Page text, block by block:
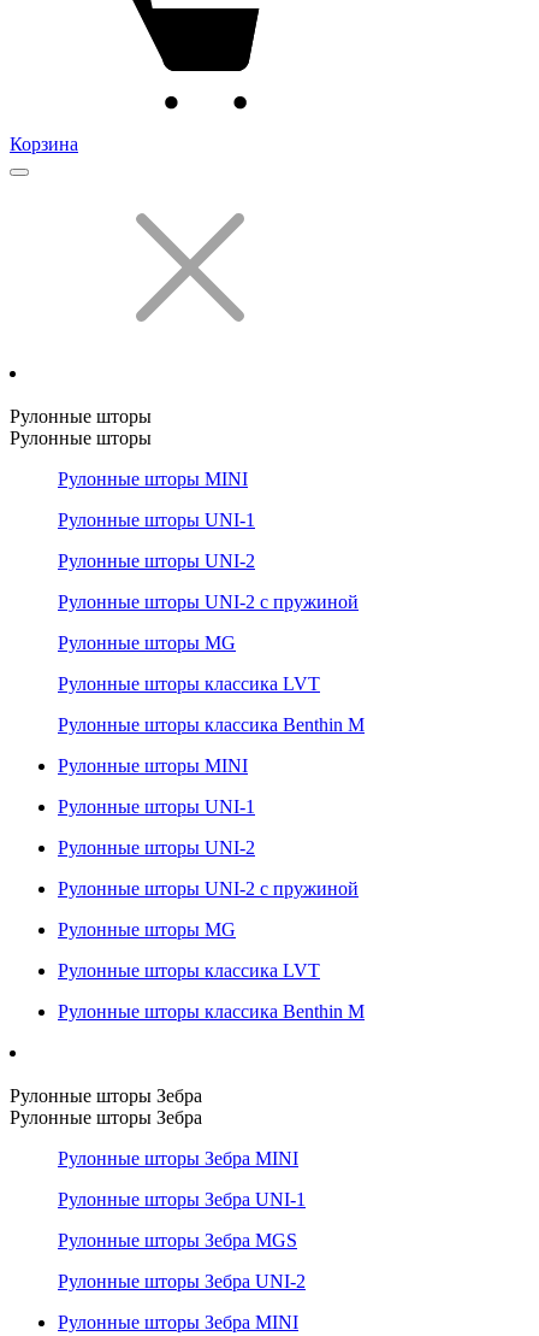
Корзина
Рулонные шторы
Рулонные шторы
Рулонные шторы MINI
Рулонные шторы UNI-1
Рулонные шторы UNI-2
Рулонные шторы UNI-2 с пружиной
Рулонные шторы MG
Рулонные шторы классика LVT
Рулонные шторы классика Benthin M
Рулонные шторы MINI
Рулонные шторы UNI-1
Рулонные шторы UNI-2
Рулонные шторы UNI-2 с пружиной
Рулонные шторы MG
Рулонные шторы классика LVT
Рулонные шторы классика Benthin M
Рулонные шторы Зебра
Рулонные шторы Зебра
Рулонные шторы Зебра MINI
Рулонные шторы Зебра UNI-1
Рулонные шторы Зебра MGS
Рулонные шторы Зебра UNI-2
Рулонные шторы Зебра MINI